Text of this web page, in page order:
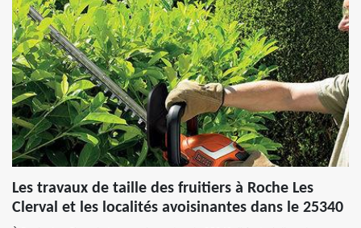
Les travaux de taille des fruitiers à Roche Les
Clerval et les localités avoisinantes dans le 25340